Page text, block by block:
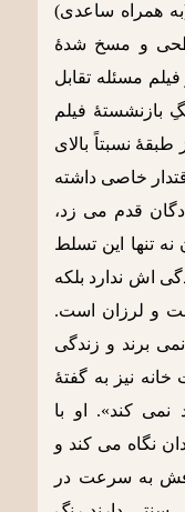
همراه ساعدی)
و مسخ شدۀ
مسئله تقابل
فیلم
نسبتاً بالای
خاصی داشته
قدم می زد،
نه تنها این تسلط
اش ندارد بلکه
و لرزان است.
برند و زندگی
خانه نیز به گفتۀ
کند». او با
نگاه می کند و
به سرعت در